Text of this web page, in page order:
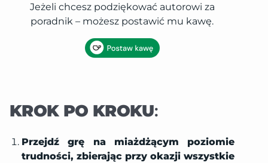
Jeżeli chcesz podziękować autorowi za
poradnik – możesz postawić mu kawę.
KROK PO KROKU:
Przejdź grę na miażdżącym poziomie
trudności, zbierając przy okazji wszystkie